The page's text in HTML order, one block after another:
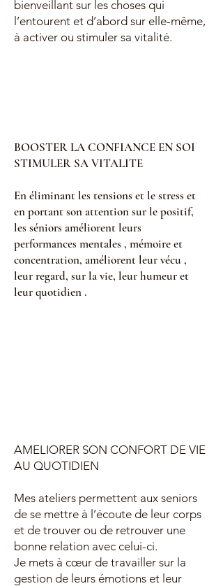
bienveillant sur les choses qui
l’entourent et d’abord sur elle-même,
à activer ou stimuler sa vitalité.
BOOSTER LA CONFIANCE EN SOI
STIMULER SA VITALITE
En éliminant les tensions et le stress et
en portant son attention sur le positif,
les séniors améliorent leurs
performances mentales , mémoire et
concentration, améliorent leur vécu ,
leur regard, sur la vie, leur humeur et
leur quotidien .
AMELIORER SON CONFORT DE VIE
AU QUOTIDIEN
Mes ateliers permettent aux seniors
de se mettre à l’écoute de leur corps
et de trouver ou de retrouver une
bonne relation avec celui-ci.
Je mets à cœur de travailler sur la
gestion de leurs émotions et leur